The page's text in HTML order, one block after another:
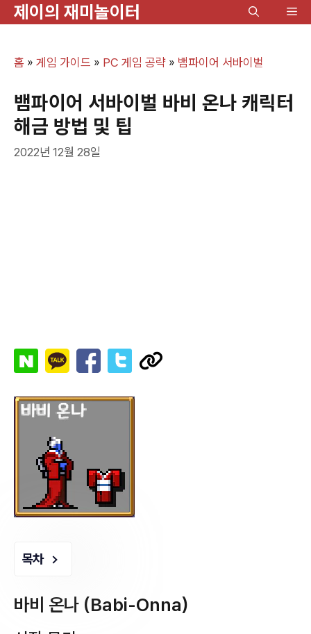
제이의 재미놀이터
메
홈 » 게임 가이드 » PC 게임 공략 » 뱀파이어 서바이벌
뱀파이어 서바이벌 바비 온나 캐릭터
해금 방법 및 팁
2022년 12월 28일
목차
바비 온나 (Babi-Onna)